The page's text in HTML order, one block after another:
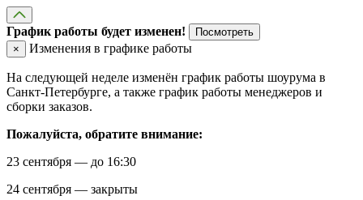
График работы будет изменен!
Посмотреть
×
Изменения в графике работы
На следующей неделе изменён график работы шоурума в
Санкт-Петербурге, а также график работы менеджеров и
сборки заказов.
Пожалуйста, обратите внимание:
23 сентября — до 16:30
24 сентября — закрыты